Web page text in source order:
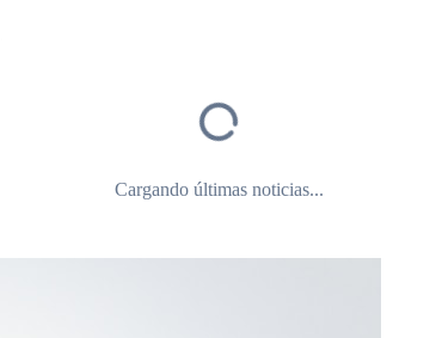
Cargando últimas noticias...